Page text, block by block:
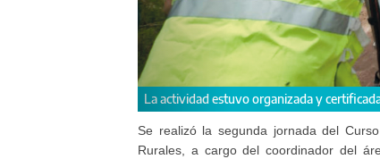
la Administración Pública (IPAP). Participó personal vial
Se realizó la segunda jornada del
Rurales, a cargo del coordinador del